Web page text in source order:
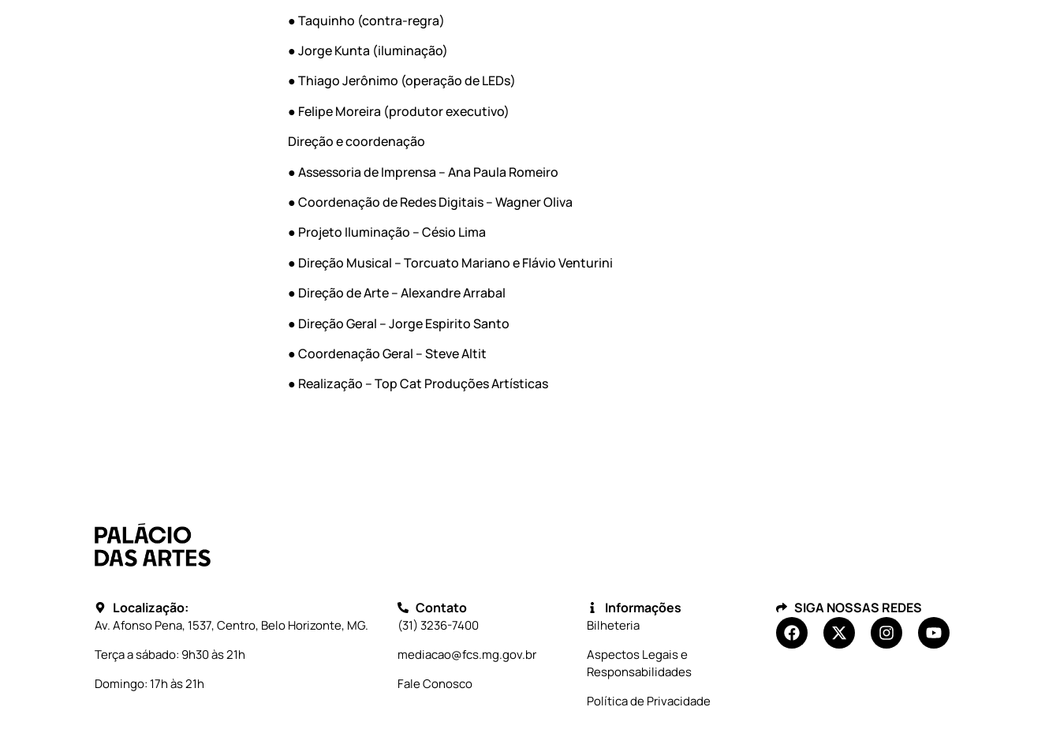
● Taquinho (contra-regra)
● Jorge Kunta (iluminação)
● Thiago Jerônimo (operação de LEDs)
● Felipe Moreira (produtor executivo)
Direção e coordenação
● Assessoria de Imprensa – Ana Paula Romeiro
● Coordenação de Redes Digitais – Wagner Oliva
● Projeto Iluminação – Césio Lima
● Direção Musical – Torcuato Mariano e Flávio Venturini
● Direção de Arte – Alexandre Arrabal
● Direção Geral – Jorge Espirito Santo
● Coordenação Geral – Steve Altit
● Realização – Top Cat Produções Artísticas
Localização:
Av. Afonso Pena, 1537, Centro, Belo Horizonte, MG.
Terça a sábado: 9h30 às 21h
Domingo: 17h às 21h
Contato
(31) 3236-7400
mediacao@fcs.mg.gov.br
Fale Conosco
Informações
Bilheteria
Aspectos Legais e
Responsabilidades
Política de Privacidade
SIGA NOSSAS REDES